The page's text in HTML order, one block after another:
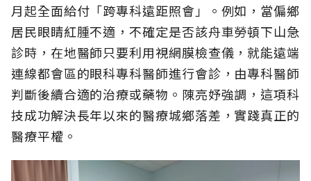
月起全面給付「跨專科遠距照會」。例如，當偏鄉
居民眼睛紅腫不適，不確定是否該舟車勞頓下山急
診時，在地醫師只要利用視網膜檢查儀，就能遠端
連線都會區的眼科專科醫師進行會診，由專科醫師
判斷後續合適的治療或藥物。陳亮妤強調，這項科
技成功解決長年以來的醫療城鄉落差，實踐真正的
醫療平權。